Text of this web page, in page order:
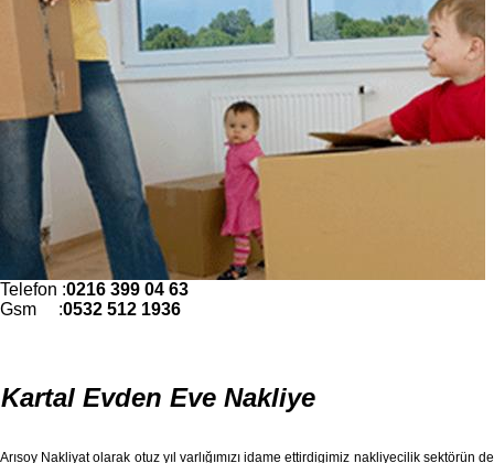
Telefon :0216 399 04 63
Gsm :0532 512 1936
Kartal Evden Eve Nakliye
Arısoy Nakliyat olarak otuz yıl varlığımızı idame ettirdigimiz nakliyecilik sektörün de